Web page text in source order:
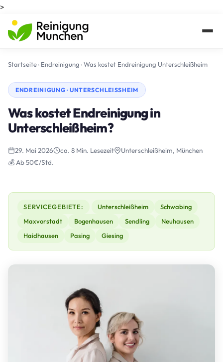
>
Startseite› Endreinigung ›Was kostet Endreinigung Unterschleißheim
ENDREINIGUNG · UNTERSCHLEISSHEIM
Was kostet Endreinigung in
Unterschleißheim?
29. Mai 2026 ca. 8 Min. Lesezeit
Unterschleißheim, München
💰 Ab 50€/Std.
SERVICEGEBIETE: Unterschleißheim
Schwabing
Maxvorstadt
Bogenhausen Sendling
Neuhausen
Haidhausen
Pasing Giesing